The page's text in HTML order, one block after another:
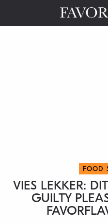
FOOD
VIES LEKKER:
GUILTY